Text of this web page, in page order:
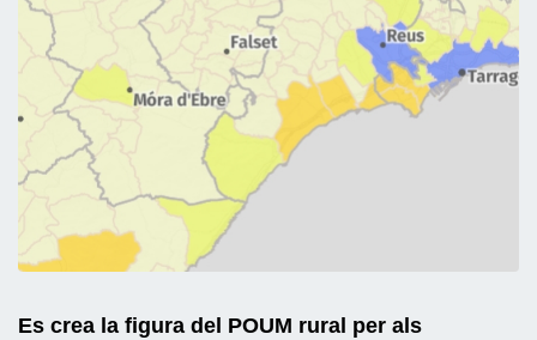
Es crea la figura del POUM rural per als